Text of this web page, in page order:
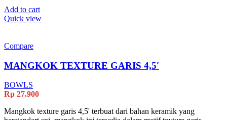
Add to cart
Quick view
Compare
MANGKOK TEXTURE GARIS 4,5′
BOWLS
Rp 27.900
Mangkok texture garis 4,5' terbuat dari bahan keramik yang